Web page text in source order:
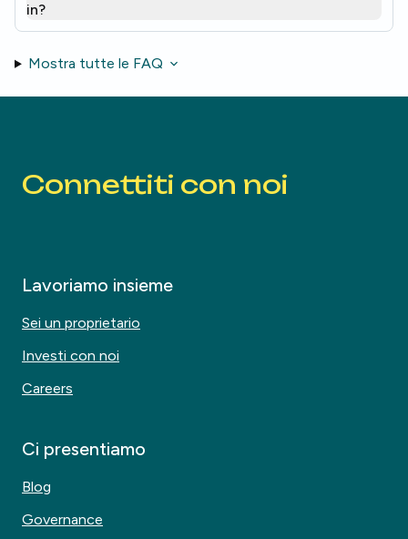
in?
Mostra tutte le FAQ
Connettiti con noi
Lavoriamo insieme
Sei un proprietario
Investi con noi
Careers
Ci presentiamo
Blog
Governance